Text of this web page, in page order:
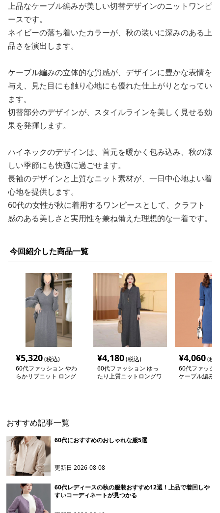
上品なケーブル編みが美しい切替デザインのニットワンピ
ースです。
ネイビーの落ち着いたカラーが、秋の装いに深みのある上
品さを演出します。
ケーブル編みの立体的な質感が、デザインに豊かな表情を
与え、見た目にも触り心地にも優れた仕上がりとなってい
ます。
切替部分のデザインが、スタイルラインを美しく見せる効
果を発揮します。
ハイネックのデザインは、首元を暖かく包み込み、秋の涼
しい季節にも快適に過ごせます。
長袖のデザインと上質なニット素材が、一日中心地よい着
心地を提供します。
60代の女性が秋に着用するワンピースとして、クラフト
感のある美しさと実用性を兼ね備えた理想的な一着です。
今回紹介した商品一覧
¥5,320(税込)
60代ファッション やわ
らかリブニット ロング
¥4,180(税込)
60代ファッション ゆっ
たり上質ニットロングワ
¥4,060(税
60代ファッシ
ケーブル編み
おすすめ記事一覧
60代におすすめのおしゃれな服5選
更新日2026-08-08
60代レディースの秋の服装おすすめ12選！上品で着回しや
すいコーディネートが見つかる